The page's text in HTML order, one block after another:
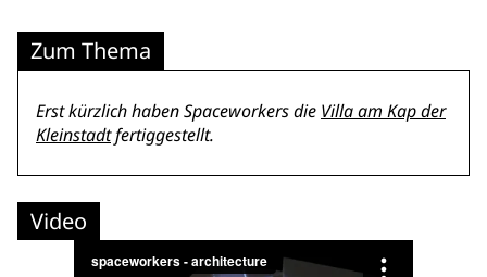
Zum Thema
Erst kürzlich haben Spaceworkers die Villa am Kap der
Kleinstadtfertiggestellt.
Video